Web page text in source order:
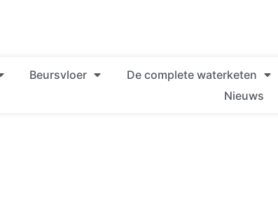
Beursvloer De complete waterketen
Nieuws